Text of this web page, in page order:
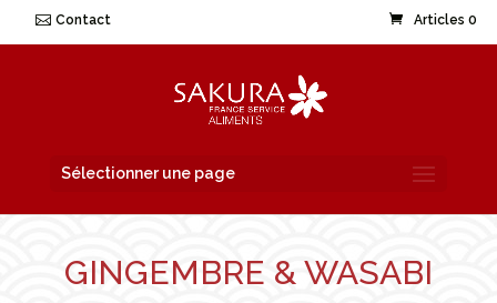
Contact Articles 0
Sélectionner une page
GINGEMBRE & WASABI